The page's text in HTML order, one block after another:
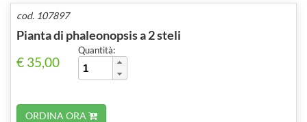
cod. 107897
Pianta di phaleonopsis a 2 steli
€ 35,00
Quantità:
ORDINA ORA